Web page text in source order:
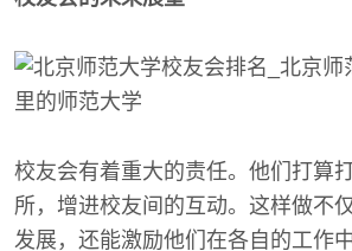
校友会有着重大的责任。他们打算
所，增进校友间的互动。这样做不
发展，还能激励他们在各自的工作